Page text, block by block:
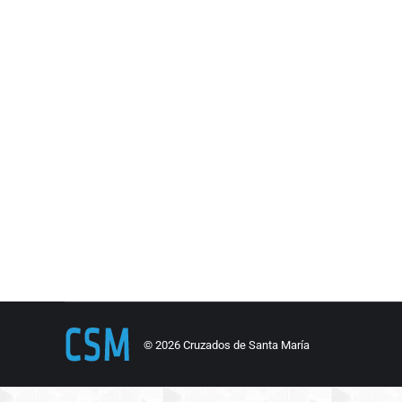
© 2026 Cruzados de Santa María